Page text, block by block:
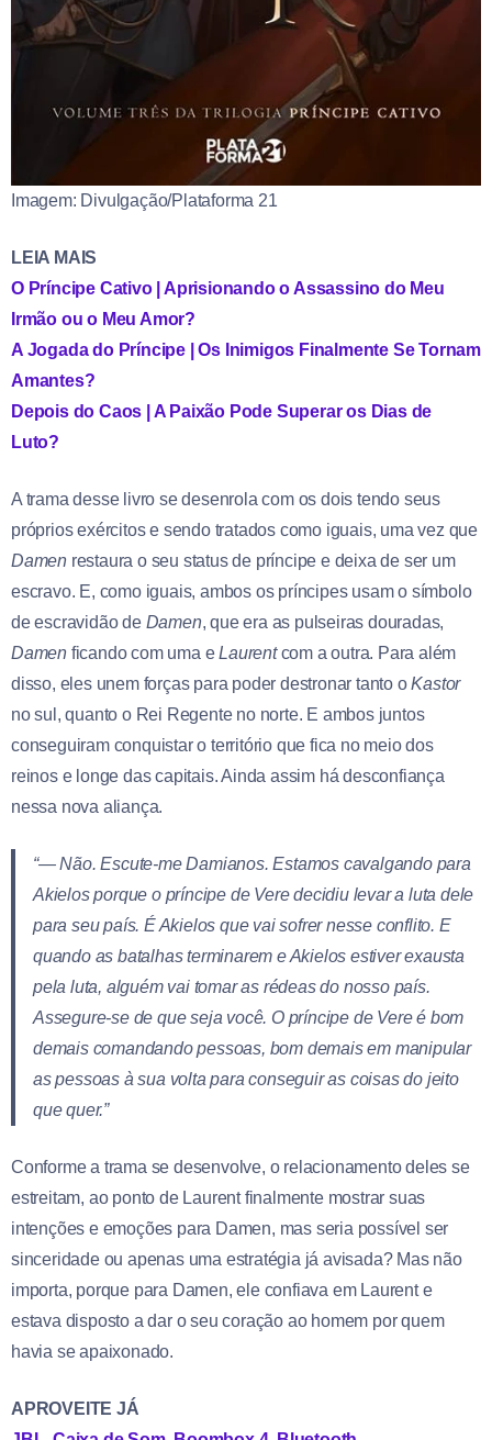
Imagem: Divulgação/Plataforma 21
LEIA MAIS
O Príncipe Cativo | Aprisionando o Assassino do Meu
Irmão ou o Meu Amor?
A Jogada do Príncipe | Os Inimigos Finalmente Se Tornam
Amantes?
Depois do Caos | A Paixão Pode Superar os Dias de
Luto?
A trama desse livro se desenrola com os dois tendo seus
próprios exércitos e sendo tratados como iguais, uma vez que
Damen restaura o seu status de príncipe e deixa de ser um
escravo. E, como iguais, ambos os príncipes usam o símbolo
de escravidão de Damen, que era as pulseiras douradas,
Damen ficando com uma eLaurentcom a outra. Para além
disso, eles unem forças para poder destronar tanto oKastor
no sul, quanto o Rei Regente no norte. E ambos juntos
conseguiram conquistar o território que fica no meio dos
reinos e longe das capitais. Ainda assim há desconfiança
nessa nova aliança.
“— Não. Escute-meDamianos. Estamos cavalgando para
Akielos porque o príncipe de Vere decidiu levar a luta dele
para seu país. É Akielos que vai sofrer nesse conflito. E
quando as batalhas terminarem e Akielos estiver exausta
pela luta, alguém vai tomar as rédeas do nosso país.
Assegure-se de que seja você. O príncipe de Vere é bom
demais comandando pessoas, bom demais em manipular
as pessoas à sua volta para conseguir as coisas do jeito
que quer.”
Conforme a trama se desenvolve, o relacionamento deles se
estreitam, ao ponto de Laurent finalmente mostrar suas
intenções e emoções para Damen, mas seria possível ser
sinceridade ou apenas uma estratégia já avisada? Mas não
importa, porque para Damen, ele confiava em Laurent e
estava disposto a dar o seu coração ao homem por quem
havia se apaixonado.
APROVEITE JÁ